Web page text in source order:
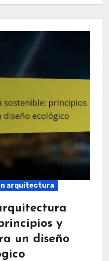
arquitectura
y
un diseño